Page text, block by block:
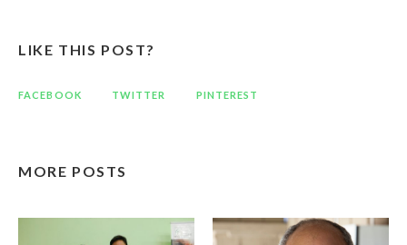
LIKE THIS POST?
FACEBOOK TWITTER PINTEREST
MORE POSTS